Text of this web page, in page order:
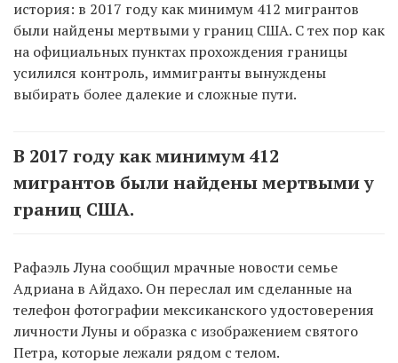
история: в 2017 году как минимум 412 мигрантов
были найдены мертвыми у границ США. С тех пор как
на официальных пунктах прохождения границы
усилился контроль, иммигранты вынуждены
выбирать более далекие и сложные пути.
В 2017 году как минимум 412
мигрантов были найдены мертвыми у
границ США.
Рафаэль Луна сообщил мрачные новости семье
Адриана в Айдахо. Он переслал им сделанные на
телефон фотографии мексиканского удостоверения
личности Луны и образка с изображением святого
Петра, которые лежали рядом с телом.